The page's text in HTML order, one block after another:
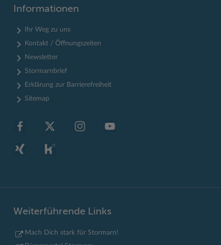
Informationen
Ihr Weg zu uns
Kontakt / Öffnungszeiten
Newsletter
Stormarnbrief
Erklärung zur Barrierefreiheit
Sitemap
Weiterführende Links
Mach Dich stark für Stormarn!